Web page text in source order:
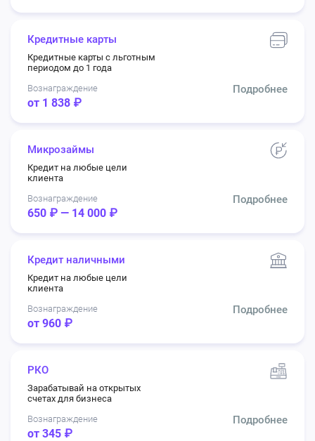
Кредитные карты
Кредитные карты с льготным
периодом до 1 года
Вознаграждение
от 1 838 ₽
Подробнее
Микрозаймы
Кредит на любые цели
клиента
Вознаграждение
650 ₽ — 14 000 ₽
Подробнее
Кредит наличными
Кредит на любые цели
клиента
Вознаграждение
от 960 ₽
Подробнее
РКО
Зарабатывай на открытых
счетах для бизнеса
Вознаграждение
от 345 ₽
Подробнее